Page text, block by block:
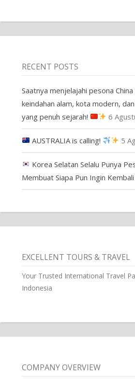
RECENT POSTS
Saatnya menjelajahi pesona
keindahan alam, kota modern,
yang penuh sejarah!
6
AUSTRALIA is calling! 5
Korea Selatan Selalu Punya
Membuat Siapa Pun Ingin Kembali
EXCELLENT TOURS & TRAVEL
Your Trusted International Travel
Indonesia
COMPANY OVERVIEW